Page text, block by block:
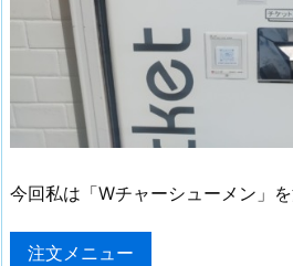
今回私は「Wチャーシューメン」を
注文メニュー